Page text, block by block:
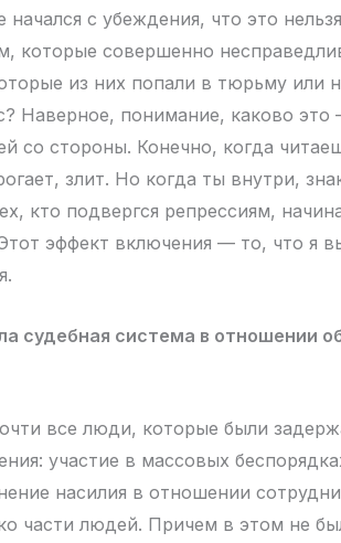
начался с убеждения, что это
которые совершенно
из них попали в тюрьму или
Наверное, понимание, каково
со стороны. Конечно, когда
злит. Но когда ты внутри,
кто подвергся репрессиям,
эффект включения — то, что я
судебная система в отношении
все люди, которые были
участие в массовых
насилия в отношении
части людей. Причем в этом не